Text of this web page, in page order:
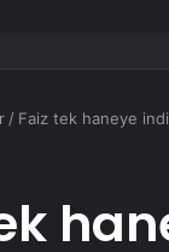
/ Faiz tek haneye